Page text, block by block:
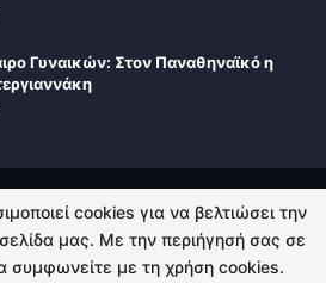
Γυναικών: Στον Παναθηναϊκό η
ΕΠΙΚΟΙΝΩΝΙΑ
cookies για να βελτιώσει την
μας. Με την περιήγησή σας σε
συμφωνείτε με τη χρήση cookies.